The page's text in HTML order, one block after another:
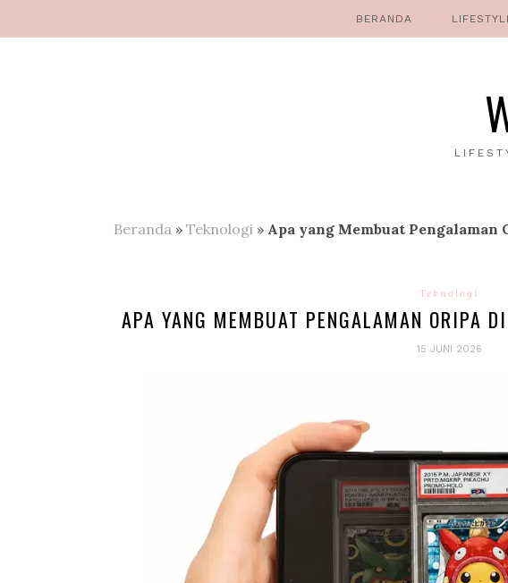
BERANDA
Beranda » Teknologi » Apa yang Membuat
Teknologi
APA YANG MEMBUAT PENGALAMAN ORIPA
15 JUNI 2026